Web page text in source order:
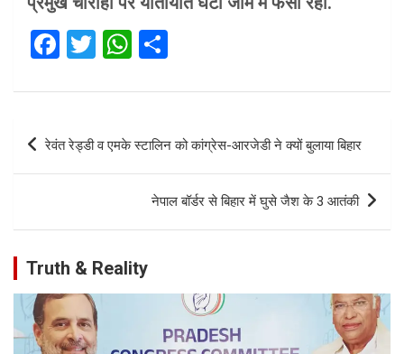
F
ce
b
o
T
tt
W
at
A
ar
Post
navigation
रेवंत रेड्डी व एमके स्टालिन को कांग्रेस-आरजेडी ने क्यों बुलाया बिहार
नेपाल बॉर्डर से बिहार में घुसे जैश के 3 आतंकी
Truth & Reality